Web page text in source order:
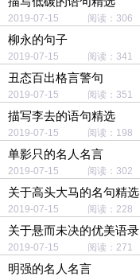
2019-07-15 阅读：
柳永的句子
2019-07-15 阅读：
丑态百出格言警句
2019-07-15 阅读：
描写李去的语句精选
2019-07-15 阅读：
单影只的名人名言
2019-07-15 阅读：
关于高头大马的名句精选
2019-07-15 阅读：
关于悬而未决的优美语录
2019-07-15 阅读：
明强的名人名言